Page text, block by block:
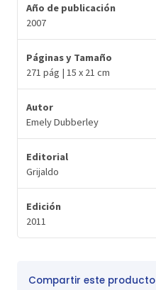
Año de publicación
2007
Páginas y Tamaño
271 pág | 15 x 21 cm
Autor
Emely Dubberley
Editorial
Grijaldo
Edición
2011
Compartir este producto